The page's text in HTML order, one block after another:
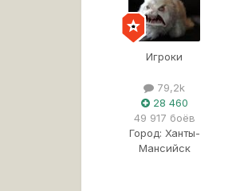
Игроки
79,2k
28 460
49 917 боёв
Город: Ханты-
Мансийск